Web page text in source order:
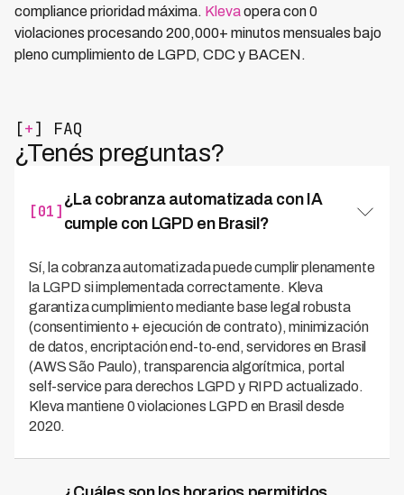
compliance prioridad máxima. Klevaopera con 0
violaciones procesando 200,000+ minutos mensuales bajo
pleno cumplimiento de LGPD, CDC y BACEN.
[+] FAQ
¿Tenés preguntas?
[01]
¿La cobranza automatizada con IA
cumple con LGPD en Brasil?
Sí, la cobranza automatizada puede cumplir plenamente
la LGPD si implementada correctamente. Kleva
garantiza cumplimiento mediante base legal robusta
(consentimiento + ejecución de contrato), minimización
de datos, encriptación end-to-end, servidores en Brasil
(AWS São Paulo), transparencia algorítmica, portal
self-service para derechos LGPD y RIPD actualizado.
Kleva mantiene 0 violaciones LGPD en Brasil desde
2020.